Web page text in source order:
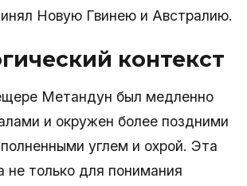
Новую Гвинею и Австралию.
контекст
Метандун был медленно
и окружен более поздними
углем и охрой. Эта
не только для понимания